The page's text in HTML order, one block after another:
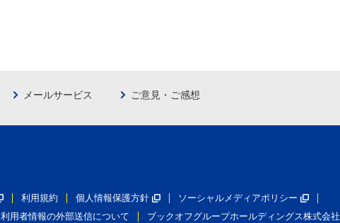
メールサービス ご意見・ご感想
利用規約 個人情報保護方針
ソーシャルメディアポリシー
利用者情報の外部送信について ブックオフグループホールディングス株式会社